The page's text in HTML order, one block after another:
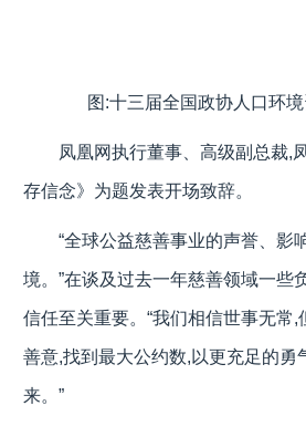
图:十三届全国政协人口环
凤凰网执行董事、高级副总裁,
存信念》为题发表开场致辞。
“全球公益慈善事业的声誉、影
境。”在谈及过去一年慈善领域一些
信任至关重要。“我们相信世事无常
善意,找到最大公约数,以更充足的
来。”